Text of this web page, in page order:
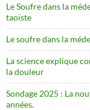
Le Soufre dans la
taoïste
Le soufre dans la
La science explique
la douleur
Sondage 2025 : La
années.